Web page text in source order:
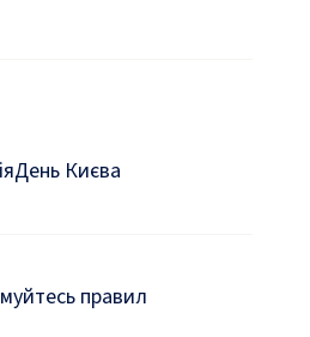
День Києва
правил